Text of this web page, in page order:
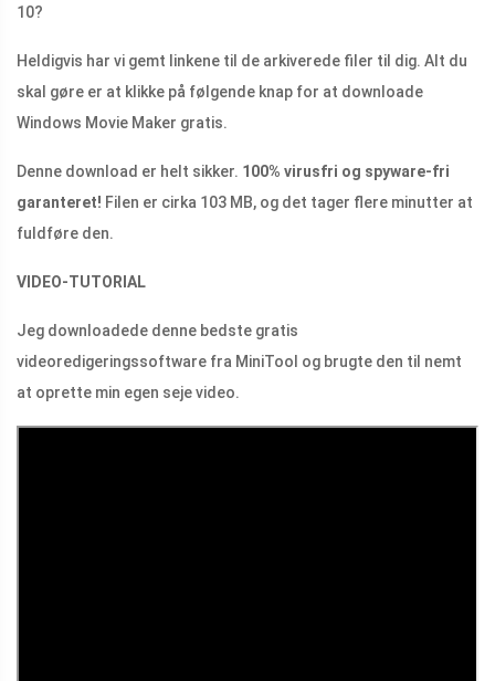
10?
Heldigvis har vi gemt linkene til de arkiverede filer til dig. Alt du
skal gøre er at klikke på følgende knap for at downloade
Windows Movie Maker gratis.
Denne download er helt sikker. 100% virusfri og spyware-fri
garanteret! Filen er cirka 103 MB, og det tager flere minutter at
fuldføre den.
VIDEO-TUTORIAL
Jeg downloadede denne bedste gratis
videoredigeringssoftware fra MiniTool og brugte den til nemt
at oprette min egen seje video.